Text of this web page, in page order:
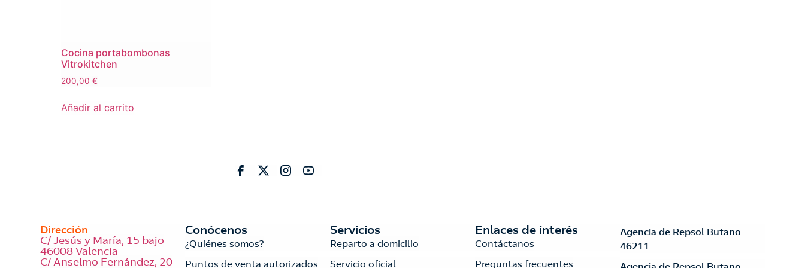
Cocina portabombonas
Vitrokitchen
200,00 €
Añadir al carrito
Dirección
C/ Jesús y María, 15 bajo
46008 Valencia
C/ Anselmo Fernández, 20
Conócenos
¿Quiénes somos?
Puntos de venta autorizados
Servicios
Reparto a domicilio
Servicio oficial
Enlaces de interés
Contáctanos
Preguntas frecuentes
Agencia de Repsol Butano
46211